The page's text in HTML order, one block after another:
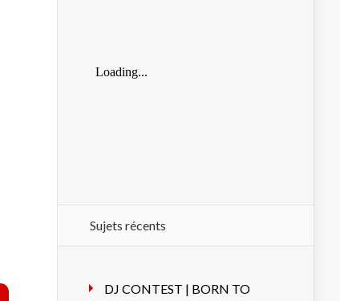
Sujets récents
DJ CONTEST | BORN TO